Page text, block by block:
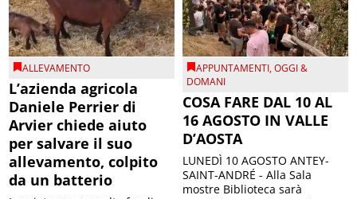
ALLEVAMENTO
L’azienda agricola
Daniele Perrier di
Arvier chiede aiuto
per salvare il suo
allevamento, colpito
da un batterio
APPUNTAMENTI,OGGI &
DOMANI
COSA FARE DAL 10 AL
16 AGOSTO IN VALLE
D’AOSTA
LUNEDÌ 10 AGOSTO ANTEY-
SAINT-ANDRÉ - Alla Sala
mostre Biblioteca sarà